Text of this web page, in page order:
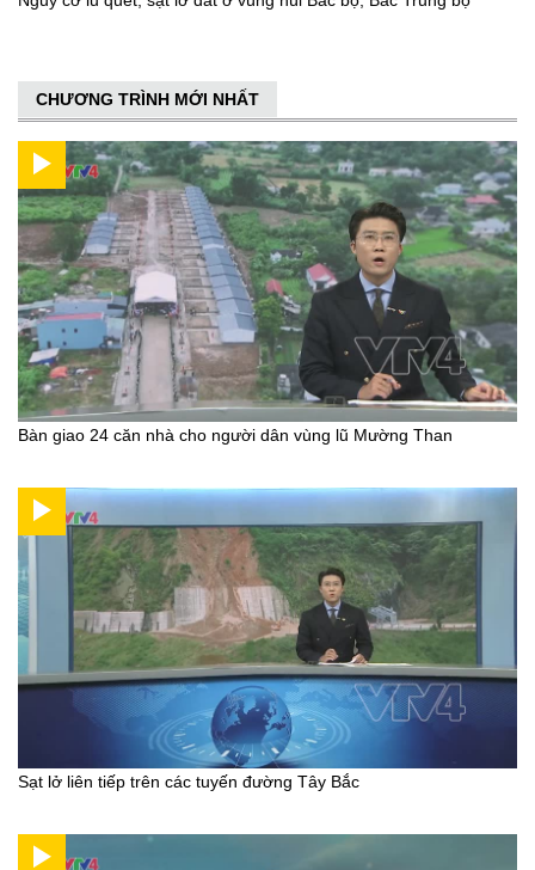
CHƯƠNG TRÌNH MỚI NHẤT
Bàn giao 24 căn nhà cho người dân vùng lũ Mường Than
Sạt lở liên tiếp trên các tuyến đường Tây Bắc